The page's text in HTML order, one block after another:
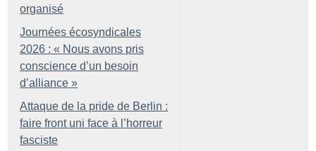
organisé
Journées écosyndicales
2026 : « Nous avons pris
conscience d’un besoin
d’alliance »
Attaque de la pride de Berlin :
faire front uni face à l’horreur
fasciste